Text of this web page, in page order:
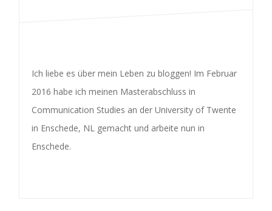
Ich liebe es über mein Leben zu bloggen! Im Februar
2016 habe ich meinen Masterabschluss in
Communication Studies an der University of Twente
in Enschede, NL gemacht und arbeite nun in
Enschede.